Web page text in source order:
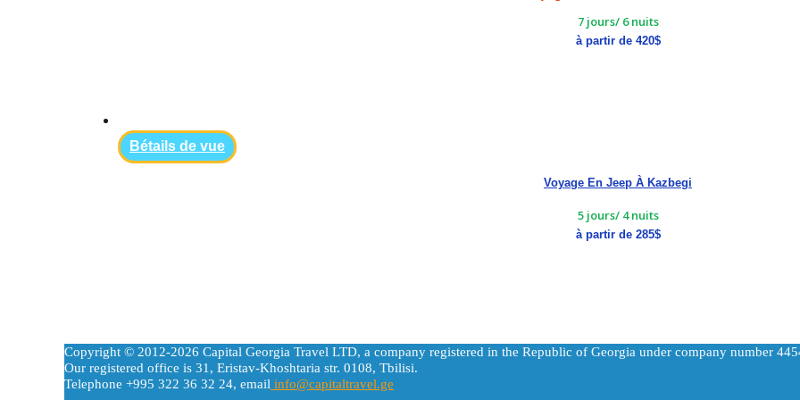
7 jours/ 6 nuits
à partir de 420$
Вétails de vue
Voyage En Jeep À Kazbegi
5 jours/ 4 nuits
à partir de 285$
Copyright © 2012-2026 Capital Georgia Travel LTD, a company registered in the Republic of Georgia under company number
Our registered office is 31, Eristav-Khoshtaria str. 0108, Tbilisi.
Telephone +995 322 36 32 24, email info@capitaltravel.ge